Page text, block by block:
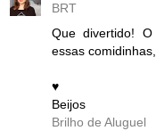
BRT
Que divertido!
essas
♥
Beijos
Brilho de Aluguel